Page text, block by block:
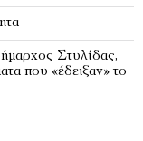
Στυλίδας,
που «έδειξαν» το